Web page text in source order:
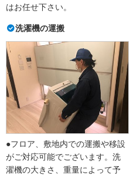
はお任せ下さい。
洗濯機の運搬
●フロア、敷地内での運搬や移設
がご対応可能でございます。洗
濯機の大きさ、重量によって予